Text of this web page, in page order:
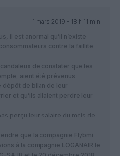
1 mars 2019 - 18 h 11 min
il est anormal qu’il n’existe
contre la faillite
de constater que les
aient été prévenus
dépôt de bilan de leur
et qu’ils allaient perdre leur
perçu leur salaire du mois de
que la compagnie Flybmi
à la compagnie LOGANAIR le